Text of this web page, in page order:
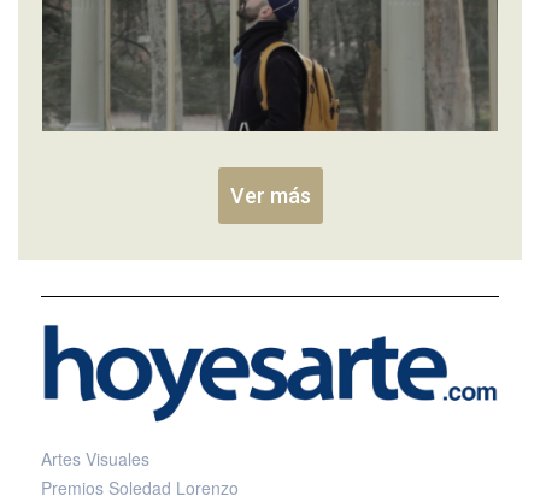
Ver más
Artes Visuales
Premios Soledad Lorenzo